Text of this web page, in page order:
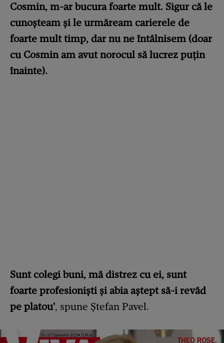
Cosmin, m-ar bucura foarte mult. Sigur că le
cunoșteam și le urmăream carierele de
foarte mult timp, dar nu ne întâlnisem (doar
cu Cosmin am avut norocul să lucrez puțin
înainte).
Sunt colegi buni, mă distrez cu ei, sunt
foarte profesioniști și abia aștept să-i revăd
pe platou', spune Ștefan Pavel.